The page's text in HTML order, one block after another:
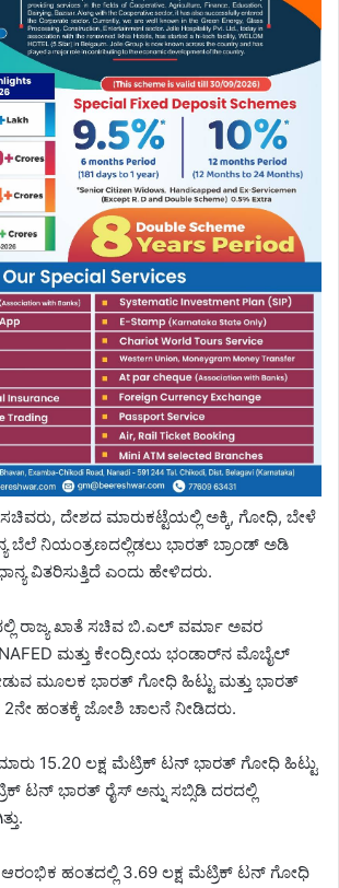
ದೇಶದ ಮಾರುಕಟ್ಟೆಯಲ್ಲಿ ಅಕ್ಕಿ, ಗೋಧಿ, ಬೇಳೆ
ಬೆಲೆ ನಿಯಂತ್ರಣದಲ್ಲಿಡಲು ಭಾರತ್ ಬ್ರಾಂಡ್ ಅಡಿ
ವಿತರಿಸುತ್ತಿದೆ ಎಂದು ಹೇಳಿದರು.
ರಾಜ್ಯ ಖಾತೆ ಸಚಿವ ಬಿ.ಎಲ್ ವರ್ಮಾ ಅವರ
ಮತ್ತು ಕೇಂದ್ರೀಯ ಭಂಡಾರ್‌ನ ಮೊಬೈಲ್
ಮೂಲಕ ಭಾರತ್ ಗೋಧಿ ಹಿಟ್ಟು ಮತ್ತು ಭಾರತ್
2ನೇ ಹಂತಕ್ಕೆ ಜೋಶಿ ಚಾಲನೆ ನೀಡಿದರು.
15.20 ಲಕ್ಷ ಮೆಟ್ರಿಕ್ ಟನ್ ಭಾರತ್ ಗೋಧಿ ಹಿಟ್ಟು
ಟನ್ ಭಾರತ್ ರೈಸ್ ಅನ್ನು ಸಬ್ಸಿಡಿ ದರದಲ್ಲಿ
ಹಂತದಲ್ಲಿ 3.69 ಲಕ್ಷ ಮೆಟ್ರಿಕ್ ಟನ್ ಗೋಧಿ